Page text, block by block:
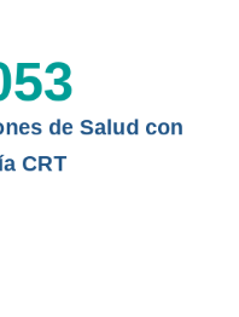
MDPA
de Salud con
CRT